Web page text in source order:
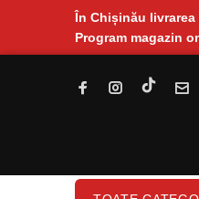
În Chișinău
Program magazin